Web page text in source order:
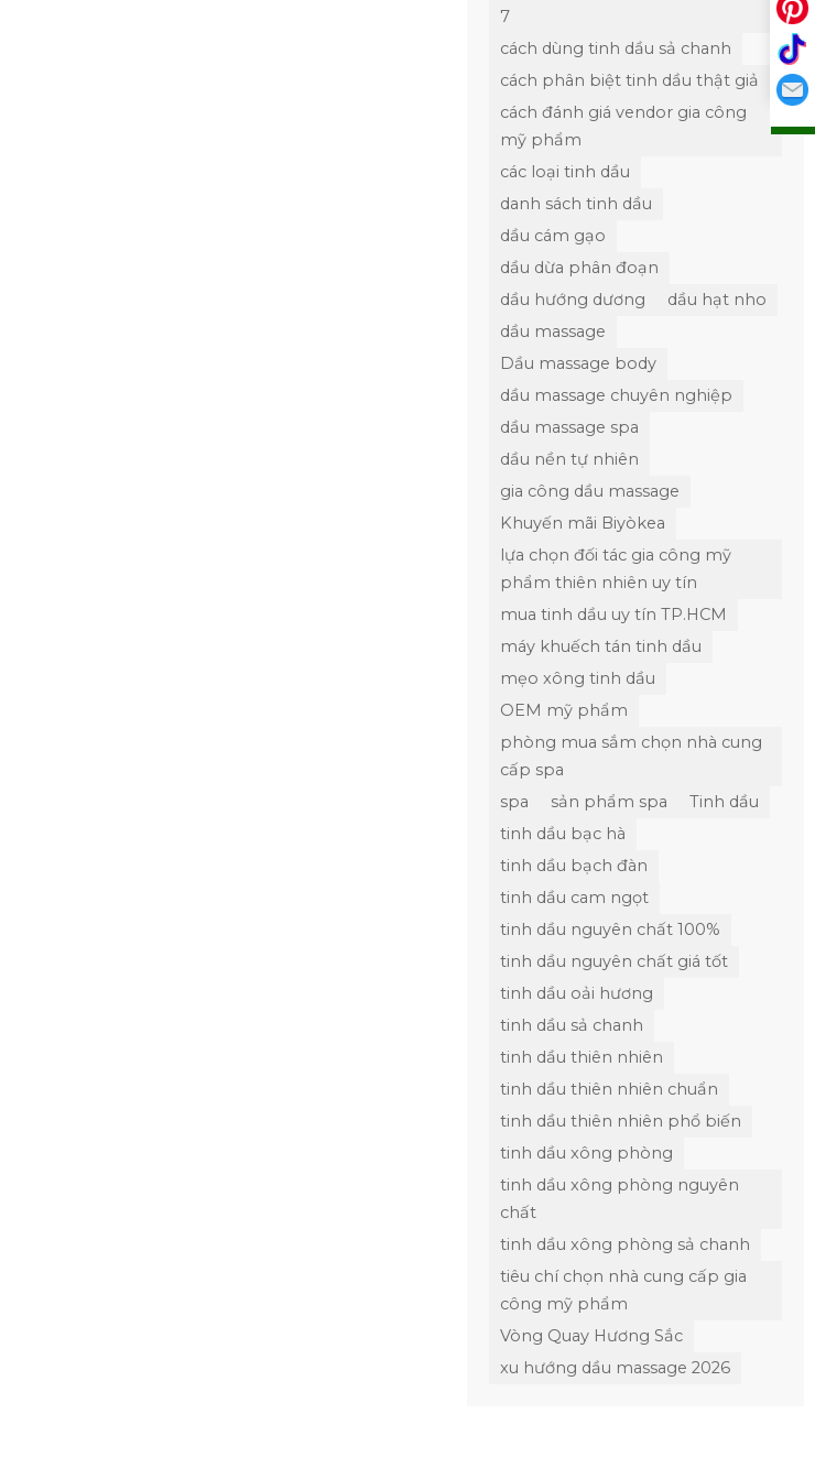
7
cách dùng tinh dầu sả chanh
cách phân biệt tinh dầu thật giả
cách đánh giá vendor gia công
mỹ phẩm
các loại tinh dầu
danh sách tinh dầu
dầu cám gạo
dầu dừa phân đoạn
dầu hướng dương
dầu hạt nho
dầu massage
Dầu massage body
dầu massage chuyên nghiệp
dầu massage spa
dầu nền tự nhiên
gia công dầu massage
Khuyến mãi Biyòkea
lựa chọn đối tác gia công mỹ
phẩm thiên nhiên uy tín
mua tinh dầu uy tín TP.HCM
máy khuếch tán tinh dầu
mẹo xông tinh dầu
OEM mỹ phẩm
phòng mua sắm chọn nhà cung
cấp spa
spa
sản phẩm spa
Tinh dầu
tinh dầu bạc hà
tinh dầu bạch đàn
tinh dầu cam ngọt
tinh dầu nguyên chất 100%
tinh dầu nguyên chất giá tốt
tinh dầu oải hương
tinh dầu sả chanh
tinh dầu thiên nhiên
tinh dầu thiên nhiên chuẩn
tinh dầu thiên nhiên phổ biến
tinh dầu xông phòng
tinh dầu xông phòng nguyên
chất
tinh dầu xông phòng sả chanh
tiêu chí chọn nhà cung cấp gia
công mỹ phẩm
Vòng Quay Hương Sắc
xu hướng dầu massage 2026